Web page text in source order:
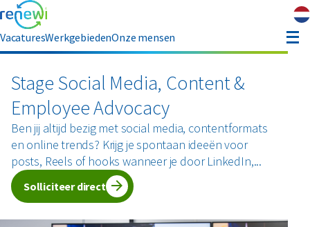
VacaturesWerkgebiedenOnze mensen
ons
Stage Social Media, Content &
Employee Advocacy
Ben jij altijd bezig met social media, contentformats
en online trends? Krijg je spontaan ideeën voor
posts, Reels of hooks wanneer je door LinkedIn,...
Solliciteer direct